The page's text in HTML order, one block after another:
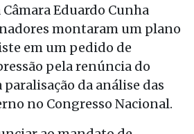
Eduardo Cunha
montaram um plano
em um pedido de
pela renúncia do
da análise das
no Congresso Nacional.